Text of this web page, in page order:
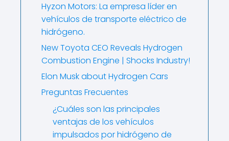
Hyzon Motors: La empresa líder en
vehículos de transporte eléctrico de
hidrógeno.
New Toyota CEO Reveals Hydrogen
Combustion Engine | Shocks Industry!
Elon Musk about Hydrogen Cars
Preguntas Frecuentes
¿Cuáles son las principales
ventajas de los vehículos
impulsados por hidrógeno de